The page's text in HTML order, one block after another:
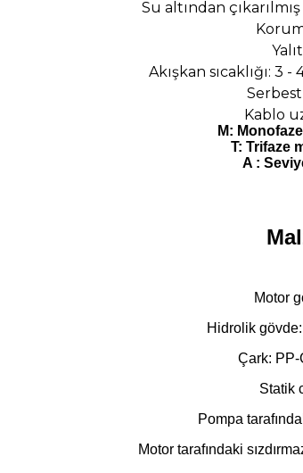
Su altından
Akışkan sıcaklığı: 3
Kablo
M:
T: Trifaze
A :
Motor
Hidrolik
Çark: PP-
Statik
Pompa
Motor tarafındaki